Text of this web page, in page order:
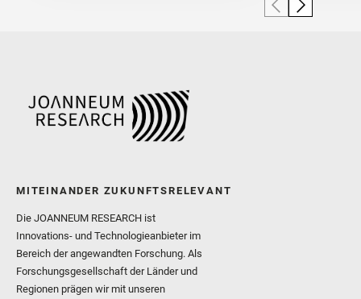
MITEINANDER ZUKUNFTSRELEVANT
Die JOANNEUM RESEARCH ist
Innovations- und Technologieanbieter im
Bereich der angewandten Forschung. Als
Forschungsgesellschaft der Länder und
Regionen prägen wir mit unseren